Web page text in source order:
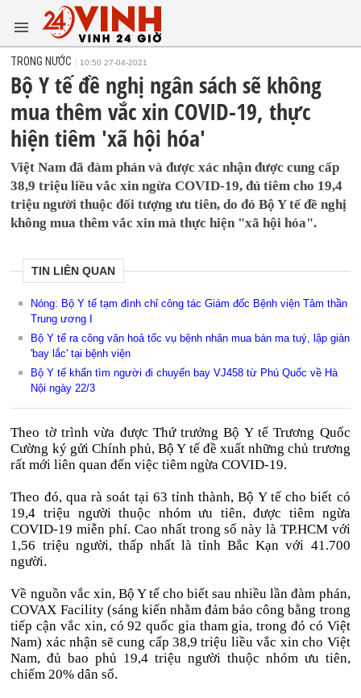
TRONG NƯỚC 10:50 27-04-2021
Bộ Y tế đề nghị ngân sách sẽ không
mua thêm vắc xin COVID-19, thực
hiện tiêm 'xã hội hóa'
Việt Nam đã đàm phán và được xác nhận được cung cấp
38,9 triệu liều vắc xin ngừa COVID-19, đủ tiêm cho 19,4
triệu người thuộc đối tượng ưu tiên, do đó Bộ Y tế đề nghị
không mua thêm vắc xin mà thực hiện "xã hội hóa".
TIN LIÊN QUAN
Nóng: Bộ Y tế tạm đình chỉ công tác Giám đốc Bệnh viện Tâm thần
Trung ương I
Bộ Y tế ra công văn hoả tốc vụ bệnh nhân mua bán ma tuý, lập giàn
'bay lắc' tại bệnh viện
Bộ Y tế khẩn tìm người đi chuyến bay VJ458 từ Phú Quốc về Hà
Nội ngày 22/3
Theo tờ trình vừa được Thứ trưởng Bộ Y tế Trương Quốc
Cường ký gửi Chính phủ, Bộ Y tế đề xuất những chủ trương
rất mới liên quan đến việc tiêm ngừa COVID-19.
Theo đó, qua rà soát tại 63 tỉnh thành, Bộ Y tế cho biết có
19,4 triệu người thuộc nhóm ưu tiên, được tiêm ngừa
COVID-19 miễn phí. Cao nhất trong số này là TP.HCM với
1,56 triệu người, thấp nhất là tỉnh Bắc Kạn với 41.700
người.
Về nguồn vắc xin, Bộ Y tế cho biết sau nhiều lần đàm phán,
COVAX Facility (sáng kiến nhằm đảm bảo công bằng trong
tiếp cận vắc xin, có 92 quốc gia tham gia, trong đó có Việt
Nam) xác nhận sẽ cung cấp 38,9 triệu liều vắc xin cho Việt
Nam, đủ bao phủ 19,4 triệu người thuộc nhóm ưu tiên,
chiếm 20% dân số.